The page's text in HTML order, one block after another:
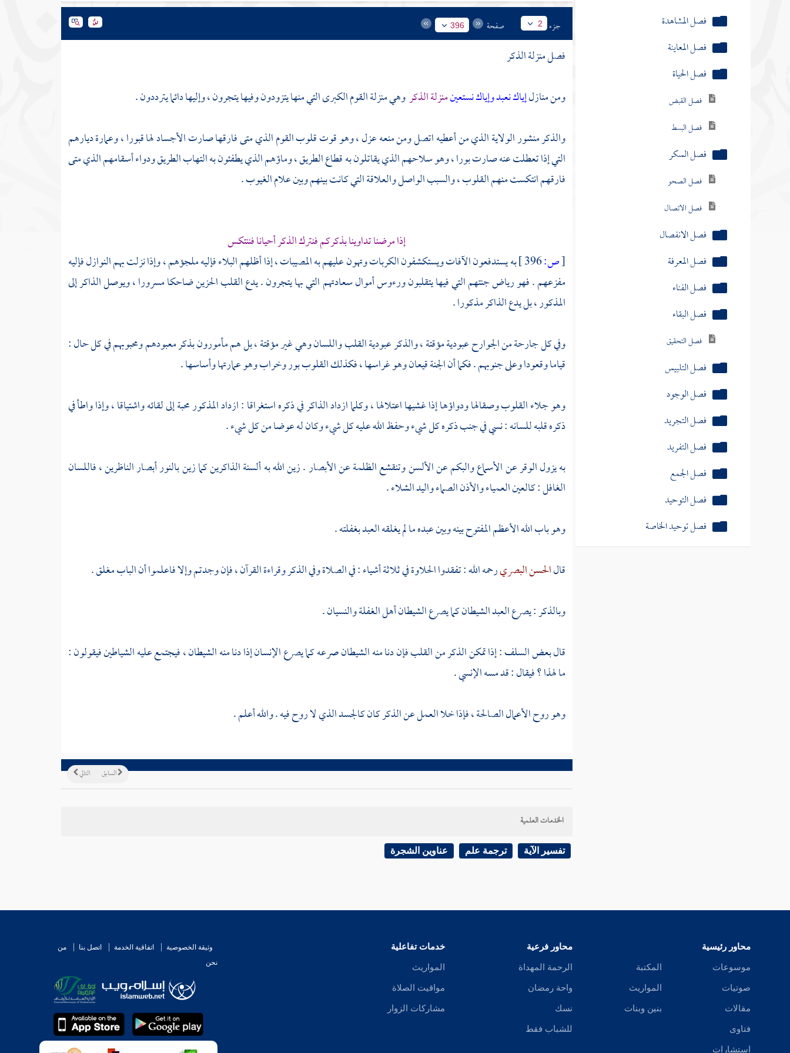
فصل المشاهدة
فصل المعاينة
فصل الحياة
فصل القبض
فصل البسط
فصل السكر
فصل الصحو
فصل الاتصال
فصل الانفصال
فصل المعرفة
فصل الفناء
فصل البقاء
فصل التحقيق
فصل التلبيس
فصل الوجود
فصل التجريد
فصل التفريد
فصل الجمع
فصل التوحيد
فصل توحيد الخاصة
جزء 2 صفحة 396
فصل منزلة الذكر
ومن منازلإياك نعبد وإياك نستعينمنزلة الذكروهي منزلة القوم الكبرى التي منها يتزودون وفيها يتجرون ، وإليها دائما يترددون .
والذكر منشور الولاية الذي من أعطيه اتصل ومن منعه عزل ، وهو قوت قلوب القوم الذي متى فارقها صارت الأجساد لها قبورا ، وعمارة ديارهم
التي إذا تعطلت عنه صارت بورا ، وهو سلاحهم الذي يقاتلون به قطاع الطريق ، وماؤهم الذي يطفئون به التهاب الطريق ودواء أسقامهم الذي متى
فارقهم انتكست منهم القلوب ، والسبب الواصل والعلاقة التي كانت بينهم وبين علام الغيوب .
إذا مرضنا تداوينا بذكركم فنترك الذكر أحيانا فننتكس
[ص:
به يستدفعون الآفات ويستكشفون الكربات وتهون عليهم به المصيبات ، إذا أظلهم البلاء فإليه ملجؤهم ، وإذا نزلت بهم النوازل فإليه
مفزعهم . فهو رياض جنتهم التي فيها يتقلبون ورءوس أموال سعادتهم التي بها يتجرون . يدع القلب الحزين ضاحكا مسرورا ، ويوصل الذاكر إلى
المذكور ، بل يدع الذاكر مذكورا .
وفي كل جارحة من الجوارح عبودية مؤقتة ، والذكر عبودية القلب واللسان وهي غير مؤقتة ، بل هم مأمورون بذكر معبودهم ومحبوبهم في كل حال :
قياما وقعودا وعلى جنوبهم . فكما أن الجنة قيعان وهو غراسها ، فكذلك القلوب بور وخراب وهو عمارتها وأساسها .
وهو جلاء القلوب وصقالها ودواؤها إذا غشيها اعتلالها ، وكلما ازداد الذاكر في ذكره استغراقا : ازداد المذكور محبة إلى لقائه واشتياقا ، وإذا واطأ في
ذكره قلبه للسانه : نسي في جنب ذكره كل شيء وحفظ الله عليه كل شيء وكان له عوضا من كل شيء .
به يزول الوقر عن الأسماع والبكم عن الألسن وتنقشع الظلمة عن الأبصار . زين الله به ألسنة الذاكرين كما زين بالنور أبصار الناظرين ، فاللسان
الغافل : كالعين العمياء والأذن الصماء واليد الشلاء .
وهو باب الله الأعظم المفتوح بينه وبين عبده ما لم يغلقه العبد بغفلته .
قالالحسن البصريرحمه الله : تفقدوا الحلاوة في ثلاثة أشياء : في الصلاة وفي الذكر وقراءة القرآن ، فإن وجدتم وإلا فاعلموا أن الباب مغلق .
وبالذكر : يصرع العبد الشيطان كما يصرع الشيطان أهل الغفلة والنسيان .
قال بعض السلف : إذا تمكن الذكر من القلب فإن دنا منه الشيطان صرعه كما يصرع الإنسان إذا دنا منه الشيطان ، فيجتمع عليه الشياطين فيقولون :
ما لهذا ؟ فيقال : قد مسه الإنسي .
وهو روح الأعمال الصالحة ، فإذا خلا العمل عن الذكر كان كالجسد الذي لا روح فيه . والله أعلم .
التالي السابق
الخدمات العلمية
تفسير الآية ترجمة علم عناوين الشجرة
محاور رئيسية
موسوعات
صوتيات
مقالات
فتاوى
استشارات
المكتبة
المواريث
بنين وبنات
محاور فرعية
الرحمة المهداة
واحة رمضان
نسك
للشباب فقط
خدمات تفاعلية
المواريث
مواقيت الصلاة
مشاركات الزوار
وثيقة الخصوصية اتفاقية الخدمة اتصل بنا
من
نحن